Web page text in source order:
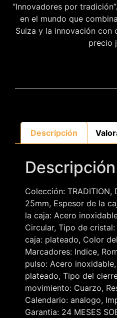
“Innovadores por
en el mundo que
Suiza y la innovación con
precio
Descripción
Descripción
Colección:
25mm, Espesor de la
la caja: Acero
Circular, Tipo de
caja: plateado, Color
Marcadores: Indice,
pulso: Acero
plateado, Tipo del
movimiento: Cuarzo,
Calendario: analogo,
Garantia: 24 MESES